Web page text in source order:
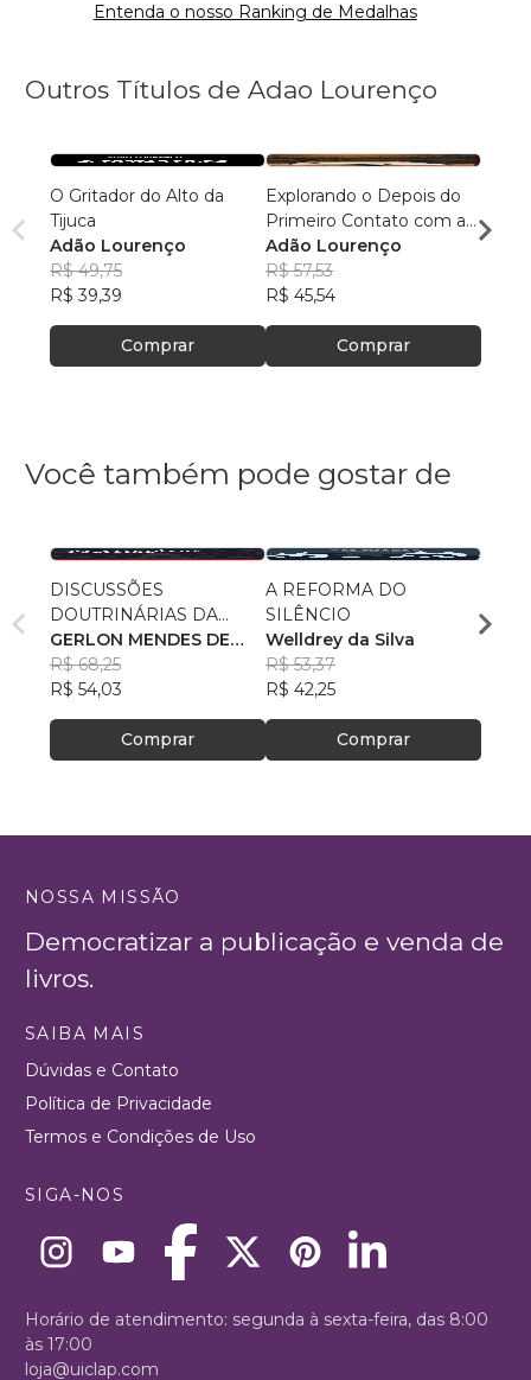
Entenda o nosso Ranking de Medalhas
Outros Títulos de Adao Lourenço
O Gritador do Alto da
Tijuca
Adão Lourenço
R$ 49,75
R$ 39,39
Comprar
Explorando o Depois do
Primeiro Contato com a
Biblioteca Escolar
Adão Lourenço
R$ 57,53
R$ 45,54
Comprar
Você também pode gostar de
DISCUSSÕES
DOUTRINÁRIAS DA
ATIVIDADE POLICIAL
GERLON MENDES DE
SOUZA
R$ 68,25
R$ 54,03
Comprar
A REFORMA DO
SILÊNCIO
Welldrey da Silva
R$ 53,37
R$ 42,25
Comprar
DAS
NOSSA MISSÃO
Democratizar a publicação e venda de
livros.
SAIBA MAIS
Dúvidas e Contato
Política de Privacidade
Termos e Condições de Uso
SIGA-NOS
Horário de atendimento: segunda à sexta-feira, das 8:00
às 17:00
loja@uiclap.com